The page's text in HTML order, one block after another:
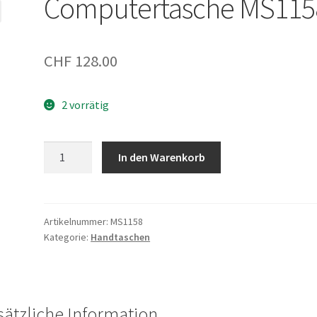
Computertasche
CHF 128.00
2 vorrätig
In den Warenkorb
Artikelnummer:MS1158
Kategorie: Handtaschen